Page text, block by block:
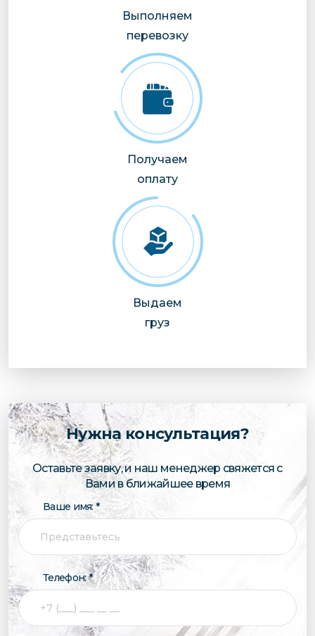
Выполняем
перевозку
Получаем
оплату
Выдаем
груз
Нужна консультация?
Оставьте заявку, и наш менеджер свяжется с
Вами в ближайшее время
Ваше имя: *
Телефон: *